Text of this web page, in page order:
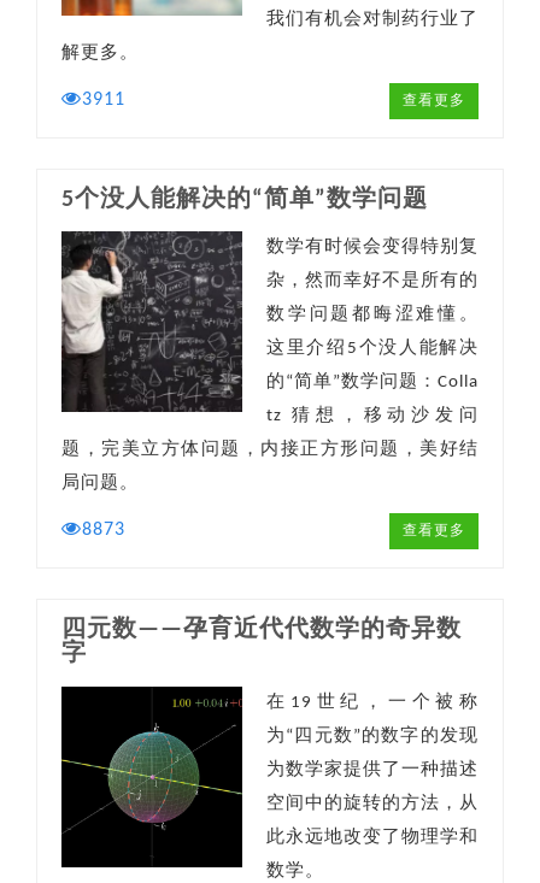
我们有机会对制药行业了
解更多。
3911 查看更多
5个没人能解决的“简单”数学问题
数学有时候会变得特别复
杂，然而幸好不是所有的
数学问题都晦涩难懂。
这里介绍5个没人能解决
的“简单”数学问题：Colla
tz 猜想，移动沙发问
题，完美立方体问题，内接正方形问题，美好结
局问题。
8873 查看更多
四元数——孕育近代代数学的奇异数
字
在19世纪，一个被称
为“四元数”的数字的发现
为数学家提供了一种描述
空间中的旋转的方法，从
此永远地改变了物理学和
数学。